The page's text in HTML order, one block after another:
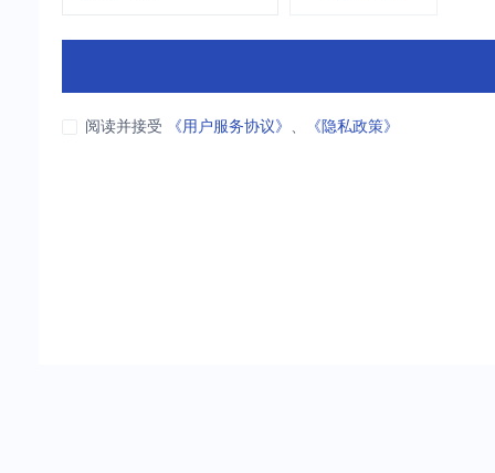
阅读并接受 《用户服务协议》 、 《隐私政策》